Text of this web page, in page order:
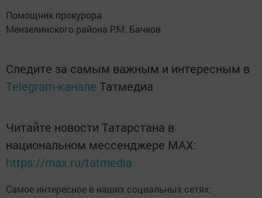
Помощник прокурора
Мензелинского района Р.М. Бачков
Следите за самым важным и интересным в
Telegram-канале Татмедиа
Читайте новости Татарстана в
национальном мессенджере MАХ:
https://max.ru/tatmedia
Самое интересное в наших социальных сетях: